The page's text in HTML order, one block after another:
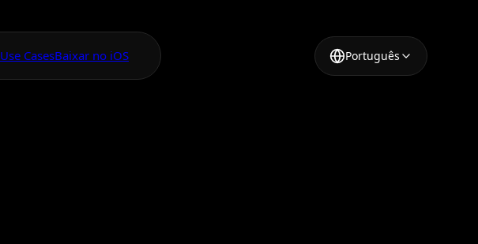
Use CasesBaixar no iOS Português